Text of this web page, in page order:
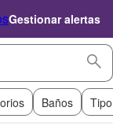
Gestionar alertas
Baños